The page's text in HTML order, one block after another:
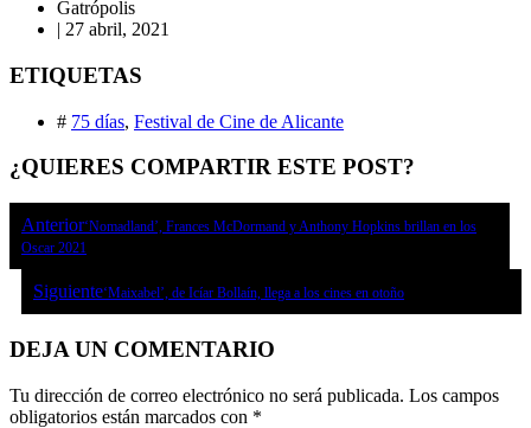
Gatrópolis
| 27 abril, 2021
ETIQUETAS
# 75 días, Festival de Cine de Alicante
¿QUIERES COMPARTIR ESTE POST?
Anterior‘Nomadland’, Frances McDormand y Anthony Hopkins brillan en los
Oscar 2021
Siguiente‘Maixabel’, de Icíar Bollaín, llega a los cines en otoño
DEJA UN COMENTARIO
Tu dirección de correo electrónico no será publicada. Los campos
obligatorios están marcados con *